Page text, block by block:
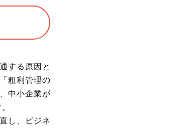
する原因と
粗利管理の
中小企業が
し、ビジネ